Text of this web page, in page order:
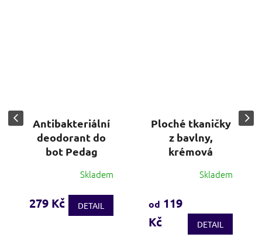
Antibakteriální
deodorant do
bot Pedag
produktu
je
Skladem
279 Kč DETAIL
Ploché tkaničky
z bavlny,
krémová
produktu
je
4,1
Skladem
od 119
Kč
DETAIL